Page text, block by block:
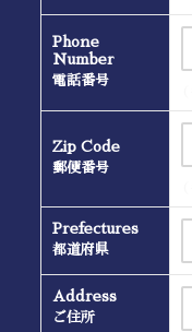
Phone
Number
電話番号
Zip Code
郵便番号
Prefectures
都道府県
Address
ご住所